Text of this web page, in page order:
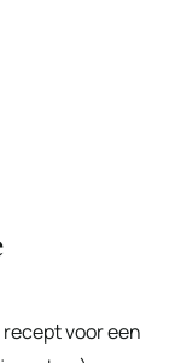
recept voor een